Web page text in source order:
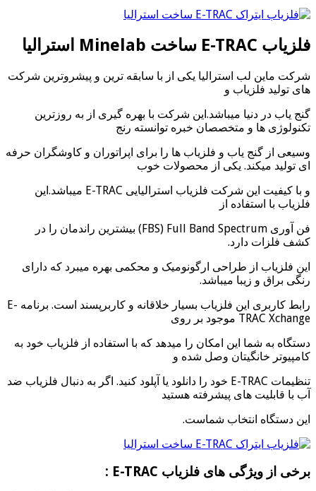
فلزیاب E-TRAC ساخت Minelab استرالیا
شرکت ماین لب استرالیا یکی از با سابقه ترین و پیشروترین شرکت
های تولید فلزیاب و
گنج یاب در دنیا میباشد.این شرکت با بهره گیری از به روزترین
تکنولوژی ها و متخصصان خبره توانسته رنج
وسیعی از گنج یاب و فلزیاب ها را برای اپراتوران و کاوشگران حرفه
ای تولید میکند. یکی از محصولات خوب
و با کیفیت این شرکت فلزیاب استرالیایی E-TRAC میباشد.این
فلزیاب با استفاده از
فن آوری FBS) Full Band Spectrum) بیشترین راندمان را در
کشف فلزات دارد.
این فلزیاب از طراحی ارگونومیک و محکمی بهره میبرد که دارای
رنگی براق و زیبا میباشد.
رابط کاربری این فلزیاب بسیار خلاقانه و کاربرپسند است. برنامه E-
TRAC Xchange موجود بر روی
دستگاه به شما این امکان را میدهد که با استفاده از فلزیاب خود به
کامپیوتر خانگیتان وصل شده و
تنظیمات E-TRAC خود را دانلود یا آپلود کنید. اگر به دنبال فلزیاب ضد
آب با قابلیت های پیشرفته هستید
این دستگاه انتخاب شماست.
برخی از ویژگی های فلزیاب E-TRAC :